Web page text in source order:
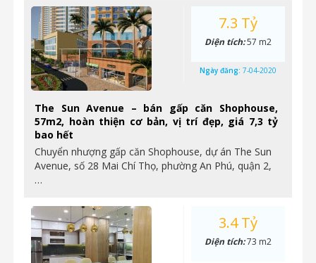
The Sun Avenue – bán gấp căn Shophouse,
57m2, hoàn thiện cơ bản, vị trí đẹp, giá 7,3 tỷ
bao hết
Chuyển nhượng gấp căn Shophouse, dự án The Sun
Avenue, số 28 Mai Chí Thọ, phường An Phú, quận 2,
…
7.3 Tỷ
Diện tích:57 m2
Ngày đăng: 7-04-2020
3.4 Tỷ
Diện tích:73 m2